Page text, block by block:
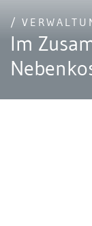
/
Im